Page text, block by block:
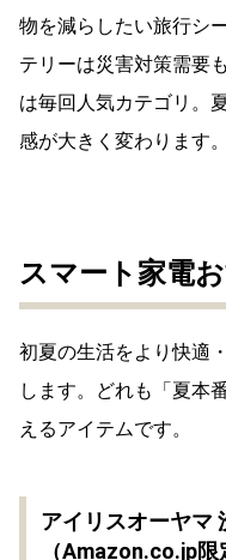
物を減らしたい旅行シ
テリーは災害対策需要
は毎回人気カテゴリ。
感が大きく変わります。
スマート家電
初夏の生活をより快適
します。どれも「夏本
えるアイテムです。
アイリスオーヤマ
（Amazon.co.jp限